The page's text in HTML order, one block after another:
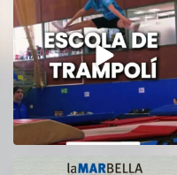
14 0
El CEM La Mar Bella romandrà